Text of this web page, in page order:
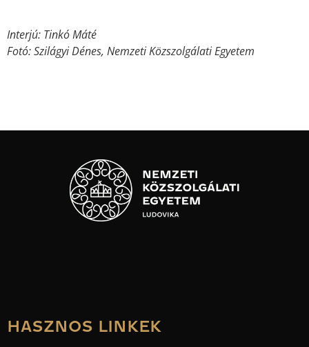
Interjú: Tinkó Máté
Fotó: Szilágyi Dénes, Nemzeti Közszolgálati Egyetem
HASZNOS LINKEK